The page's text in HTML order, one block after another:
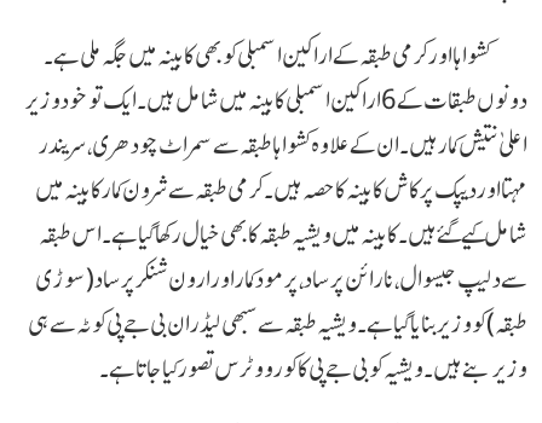
کشواہا اور کرمی طبقہ کے اراکین اسمبلی کو بھی کابینہ میں جگہ ملی ہے۔
دونوں طبقات کے 6 اراکین اسمبلی کابینہ میں شامل ہیں۔ ایک تو خود وزیر
اعلیٰ نتیش کمار ہیں۔ ان کے علاوہ کشواہا طبقہ سے سمراٹ چودھری، سریندر
مہتا اور دیپک پرکاش کابینہ کا حصہ ہیں۔ کرمی طبقہ سے شرون کمار کابینہ میں
شامل کیے گئے ہیں۔کابینہ میں ویشیہ طبقہ کا بھی خیال رکھا گیا ہے۔ اس طبقہ
سے دلیپ جیسوال، نارائن پرساد، پرمود کمار اور ارون شنکر پرساد (سوڑی
طبقہ) کو وزیر بنایا گیا ہے۔ ویشیہ طبقہ سے سبھی لیڈران بی جے پی کوٹہ سے ہی
وزیر بنے ہیں۔ ویشیہ کو بی جے پی کا کور ووٹرس تصور کیا جاتا ہے۔